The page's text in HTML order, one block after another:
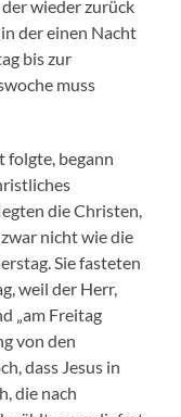
wieder zurück
der einen Nacht
bis zur
muss
folgte, begann
die Christen,
nicht wie die
Sie fasteten
weil der Herr,
„am Freitag
von den
dass Jesus in
die nach